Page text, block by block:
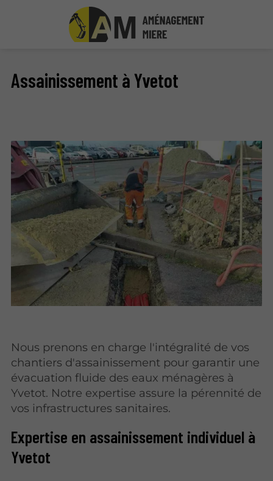
Assainissement à Yvetot
Nous prenons en charge l'intégralité de vos
chantiers d'assainissement pour garantir une
évacuation fluide des eaux ménagères à
Yvetot. Notre expertise assure la pérennité de
vos infrastructures sanitaires.
Expertise en assainissement individuel à
Yvetot